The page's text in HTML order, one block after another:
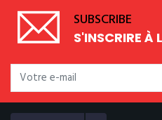
SUBSCRIBE
S'INSCRIRE À